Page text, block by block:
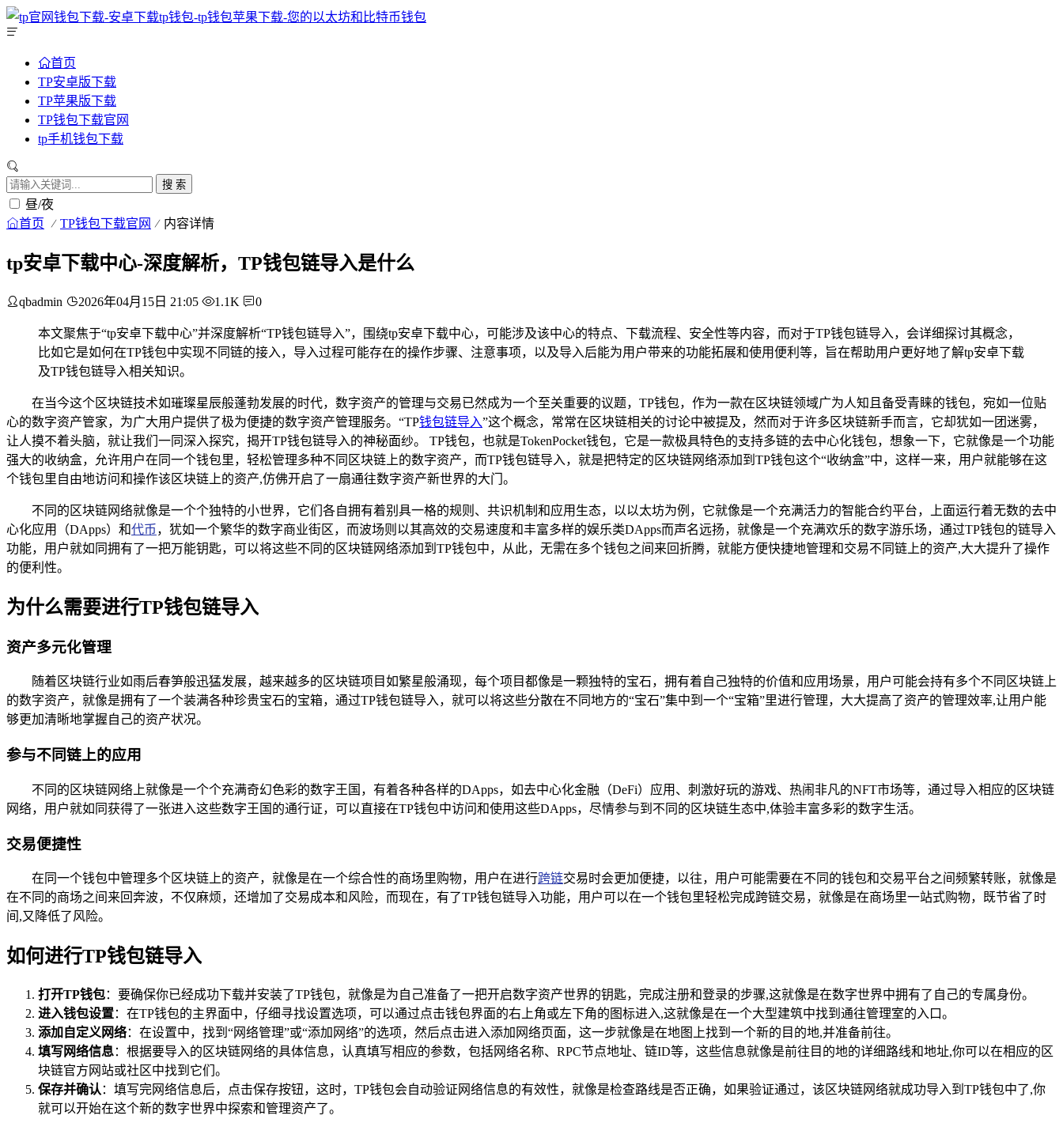
首页
TP安卓版下载
TP苹果版下载
TP钱包下载官网
tp手机钱包下载
搜 索
昼/夜
首页 TP钱包下载官网 内容详情
tp安卓下载中心-深度解析，TP钱包链导入是什么
qbadmin 2026年04月15日 21:05 1.1K 0
本文聚焦于“tp安卓下载中心”并深度解析“TP钱包链导入”，围绕tp安卓下载中心，可能涉及该中心的特点、下载流程、安全性等内容，而对于TP钱包链导入，会详细探讨其概念，
比如它是如何在TP钱包中实现不同链的接入，导入过程可能存在的操作步骤、注意事项，以及导入后能为用户带来的功能拓展和使用便利等，旨在帮助用户更好地了解tp安卓下载
及TP钱包链导入相关知识。
在当今这个区块链技术如璀璨星辰般蓬勃发展的时代，数字资产的管理与交易已然成为一个至关重要的议题，TP钱包，作为一款在区块链领域广为人知且备受青睐的钱包，宛如一位贴
心的数字资产管家，为广大用户提供了极为便捷的数字资产管理服务。“TP钱包链导入”这个概念，常常在区块链相关的讨论中被提及，然而对于许多区块链新手而言，它却犹如一团迷雾，
让人摸不着头脑，就让我们一同深入探究，揭开TP钱包链导入的神秘面纱。 TP钱包，也就是TokenPocket钱包，它是一款极具特色的支持多链的去中心化钱包，想象一下，它就像是一个功能
强大的收纳盒，允许用户在同一个钱包里，轻松管理多种不同区块链上的数字资产，而TP钱包链导入，就是把特定的区块链网络添加到TP钱包这个“收纳盒”中，这样一来，用户就能够在这
个钱包里自由地访问和操作该区块链上的资产,仿佛开启了一扇通往数字资产新世界的大门。
不同的区块链网络就像是一个个独特的小世界，它们各自拥有着别具一格的规则、共识机制和应用生态，以以太坊为例，它就像是一个充满活力的智能合约平台，上面运行着无数的去中
心化应用（DApps）和代币 ，犹如一个繁华的数字商业街区，而波场则以其高效的交易速度和丰富多样的娱乐类DApps而声名远扬，就像是一个充满欢乐的数字游乐场，通过TP钱包的链导入
功能，用户就如同拥有了一把万能钥匙，可以将这些不同的区块链网络添加到TP钱包中，从此，无需在多个钱包之间来回折腾，就能方便快捷地管理和交易不同链上的资产,大大提升了操作
的便利性。
为什么需要进行TP钱包链导入
资产多元化管理
随着区块链行业如雨后春笋般迅猛发展，越来越多的区块链项目如繁星般涌现，每个项目都像是一颗独特的宝石，拥有着自己独特的价值和应用场景，用户可能会持有多个不同区块链上
的数字资产，就像是拥有了一个装满各种珍贵宝石的宝箱，通过TP钱包链导入，就可以将这些分散在不同地方的“宝石”集中到一个“宝箱”里进行管理，大大提高了资产的管理效率,让用户能
够更加清晰地掌握自己的资产状况。
参与不同链上的应用
不同的区块链网络上就像是一个个充满奇幻色彩的数字王国，有着各种各样的DApps，如去中心化金融（DeFi）应用、刺激好玩的游戏、热闹非凡的NFT市场等，通过导入相应的区块链
网络，用户就如同获得了一张进入这些数字王国的通行证，可以直接在TP钱包中访问和使用这些DApps，尽情参与到不同的区块链生态中,体验丰富多彩的数字生活。
交易便捷性
在同一个钱包中管理多个区块链上的资产，就像是在一个综合性的商场里购物，用户在进行跨链交易时会更加便捷，以往，用户可能需要在不同的钱包和交易平台之间频繁转账，就像是
在不同的商场之间来回奔波，不仅麻烦，还增加了交易成本和风险，而现在，有了TP钱包链导入功能，用户可以在一个钱包里轻松完成跨链交易，就像是在商场里一站式购物，既节省了时
间,又降低了风险。
如何进行TP钱包链导入
打开TP钱包：要确保你已经成功下载并安装了TP钱包，就像是为自己准备了一把开启数字资产世界的钥匙，完成注册和登录的步骤,这就像是在数字世界中拥有了自己的专属身份。
进入钱包设置：在TP钱包的主界面中，仔细寻找设置选项，可以通过点击钱包界面的右上角或左下角的图标进入,这就像是在一个大型建筑中找到通往管理室的入口。
添加自定义网络：在设置中，找到“网络管理”或“添加网络”的选项，然后点击进入添加网络页面，这一步就像是在地图上找到一个新的目的地,并准备前往。
填写网络信息：根据要导入的区块链网络的具体信息，认真填写相应的参数，包括网络名称、RPC节点地址、链ID等，这些信息就像是前往目的地的详细路线和地址,你可以在相应的区
块链官方网站或社区中找到它们。
保存并确认 ：填写完网络信息后，点击保存按钮，这时，TP钱包会自动验证网络信息的有效性，就像是检查路线是否正确，如果验证通过，该区块链网络就成功导入到TP钱包中了,你
就可以开始在这个新的数字世界中探索和管理资产了。